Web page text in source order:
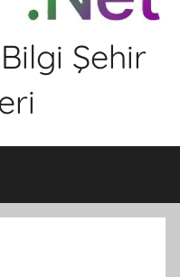
Şehir